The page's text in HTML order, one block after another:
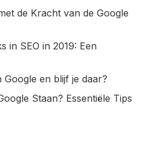
de Kracht van de Google
in SEO in 2019: Een
en blijf je daar?
Staan? Essentiële Tips